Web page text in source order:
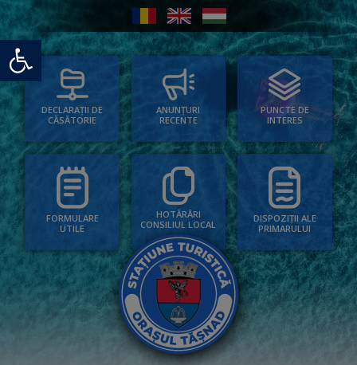
Deschide bara de unelte
DECLARAȚII DE
CĂSĂTORIE
ANUNȚURI
RECENTE
PUNCTE DE
INTERES
FORMULARE
UTILE
HOTĂRÂRI
CONSILIUL LOCAL
DISPOZIȚII ALE
PRIMARULUI